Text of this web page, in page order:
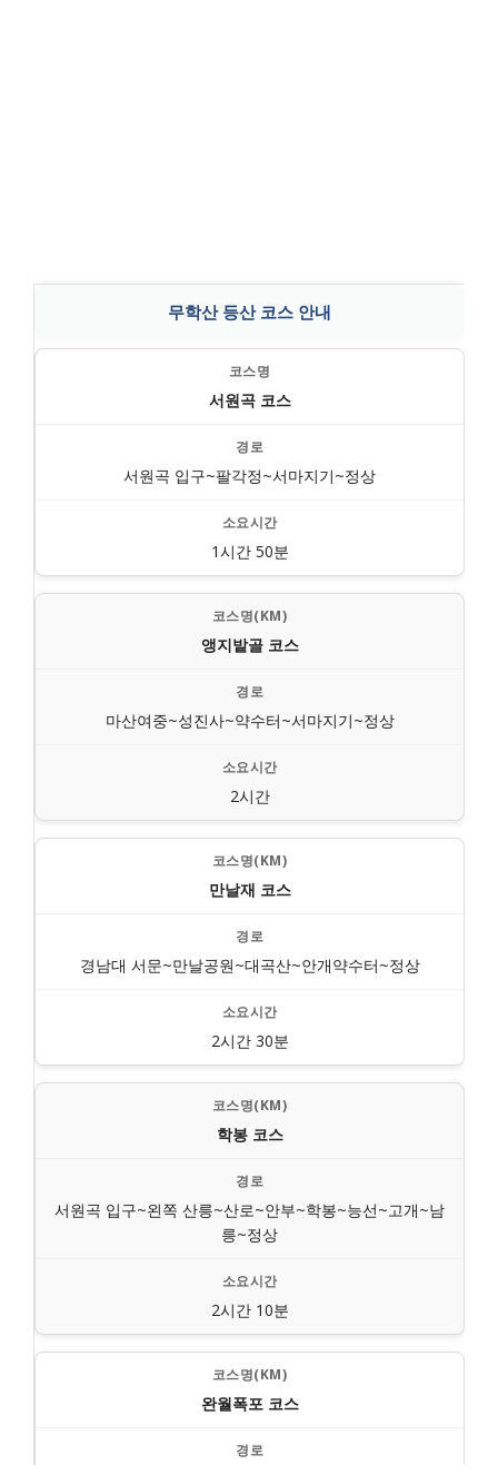
무학산 등산 코스 안내
서원곡 코스
서원곡 입구~팔각정~서마지기~정상
1시간 50분
앵지밭골 코스
마산여중~성진사~약수터~서마지기~정상
2시간
만날재 코스
경남대 서문~만날공원~대곡산~안개약수터~정상
2시간 30분
학봉 코스
서원곡 입구~왼쪽 산릉~산로~안부~학봉~능선~고개~남
릉~정상
2시간 10분
완월폭포 코스